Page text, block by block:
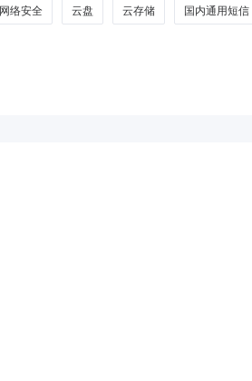
网络安全 云盘 云存储 国内通用短信